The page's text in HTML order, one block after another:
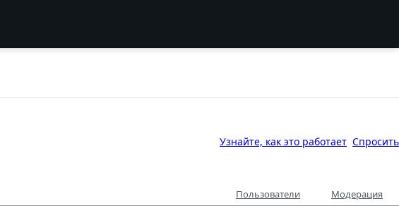
Узнайте, как это работает Спросить
Пользователи Модерация